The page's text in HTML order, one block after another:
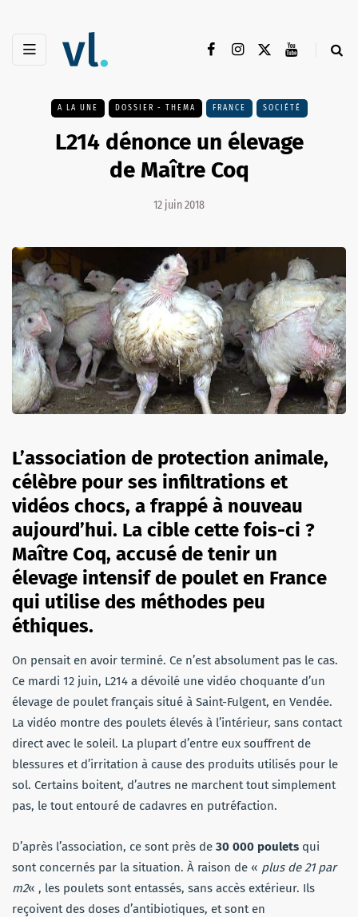
A LA UNE DOSSIER - THEMA FRANCE SOCIÉTÉ
L214 dénonce un élevage
de Maître Coq
12 juin 2018
L’association de protection animale,
célèbre pour ses infiltrations et
vidéos chocs, a frappé à nouveau
aujourd’hui. La cible cette fois-ci ?
Maître Coq, accusé de tenir un
élevage intensif de poulet en France
qui utilise des méthodes peu
éthiques.
On pensait en avoir terminé. Ce n’est absolument pas le cas.
Ce mardi 12 juin, L214 a dévoilé une vidéo choquante d’un
élevage de poulet français situé à Saint-Fulgent, en Vendée.
La vidéo montre des poulets élevés à l’intérieur, sans contact
direct avec le soleil. La plupart d’entre eux souffrent de
blessures et d’irritation à cause des produits utilisés pour le
sol. Certains boitent, d’autres ne marchent tout simplement
pas, le tout entouré de cadavres en putréfaction.
D’après l’association, ce sont près de 30 000 poulets qui
sont concernés par la situation. À raison de « plus de 21 par
m2« , les poulets sont entassés, sans accès extérieur. Ils
reçoivent des doses d’antibiotiques, et sont en